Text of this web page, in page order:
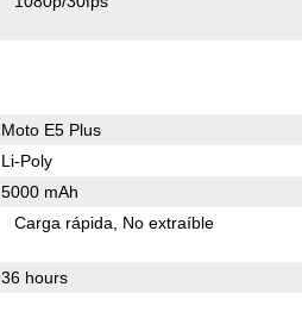
Moto E5 Plus
Li-Poly
5000 mAh
Carga rápida No extraíble
36 hours